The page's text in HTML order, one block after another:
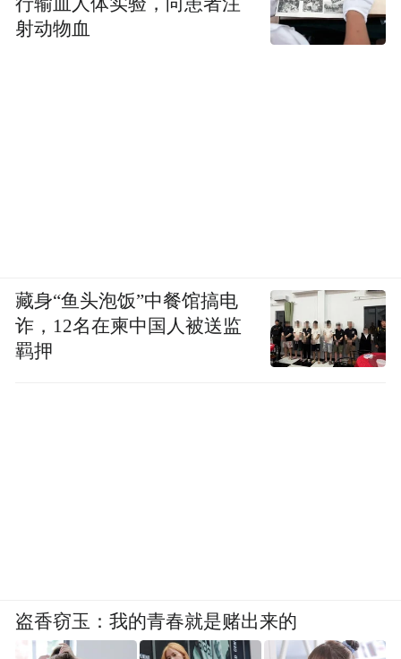
射动物血
藏身“鱼头泡饭”中餐馆搞电
诈，12名在柬中国人被送监
羁押
盗香窃玉：我的青春就是赌出来的